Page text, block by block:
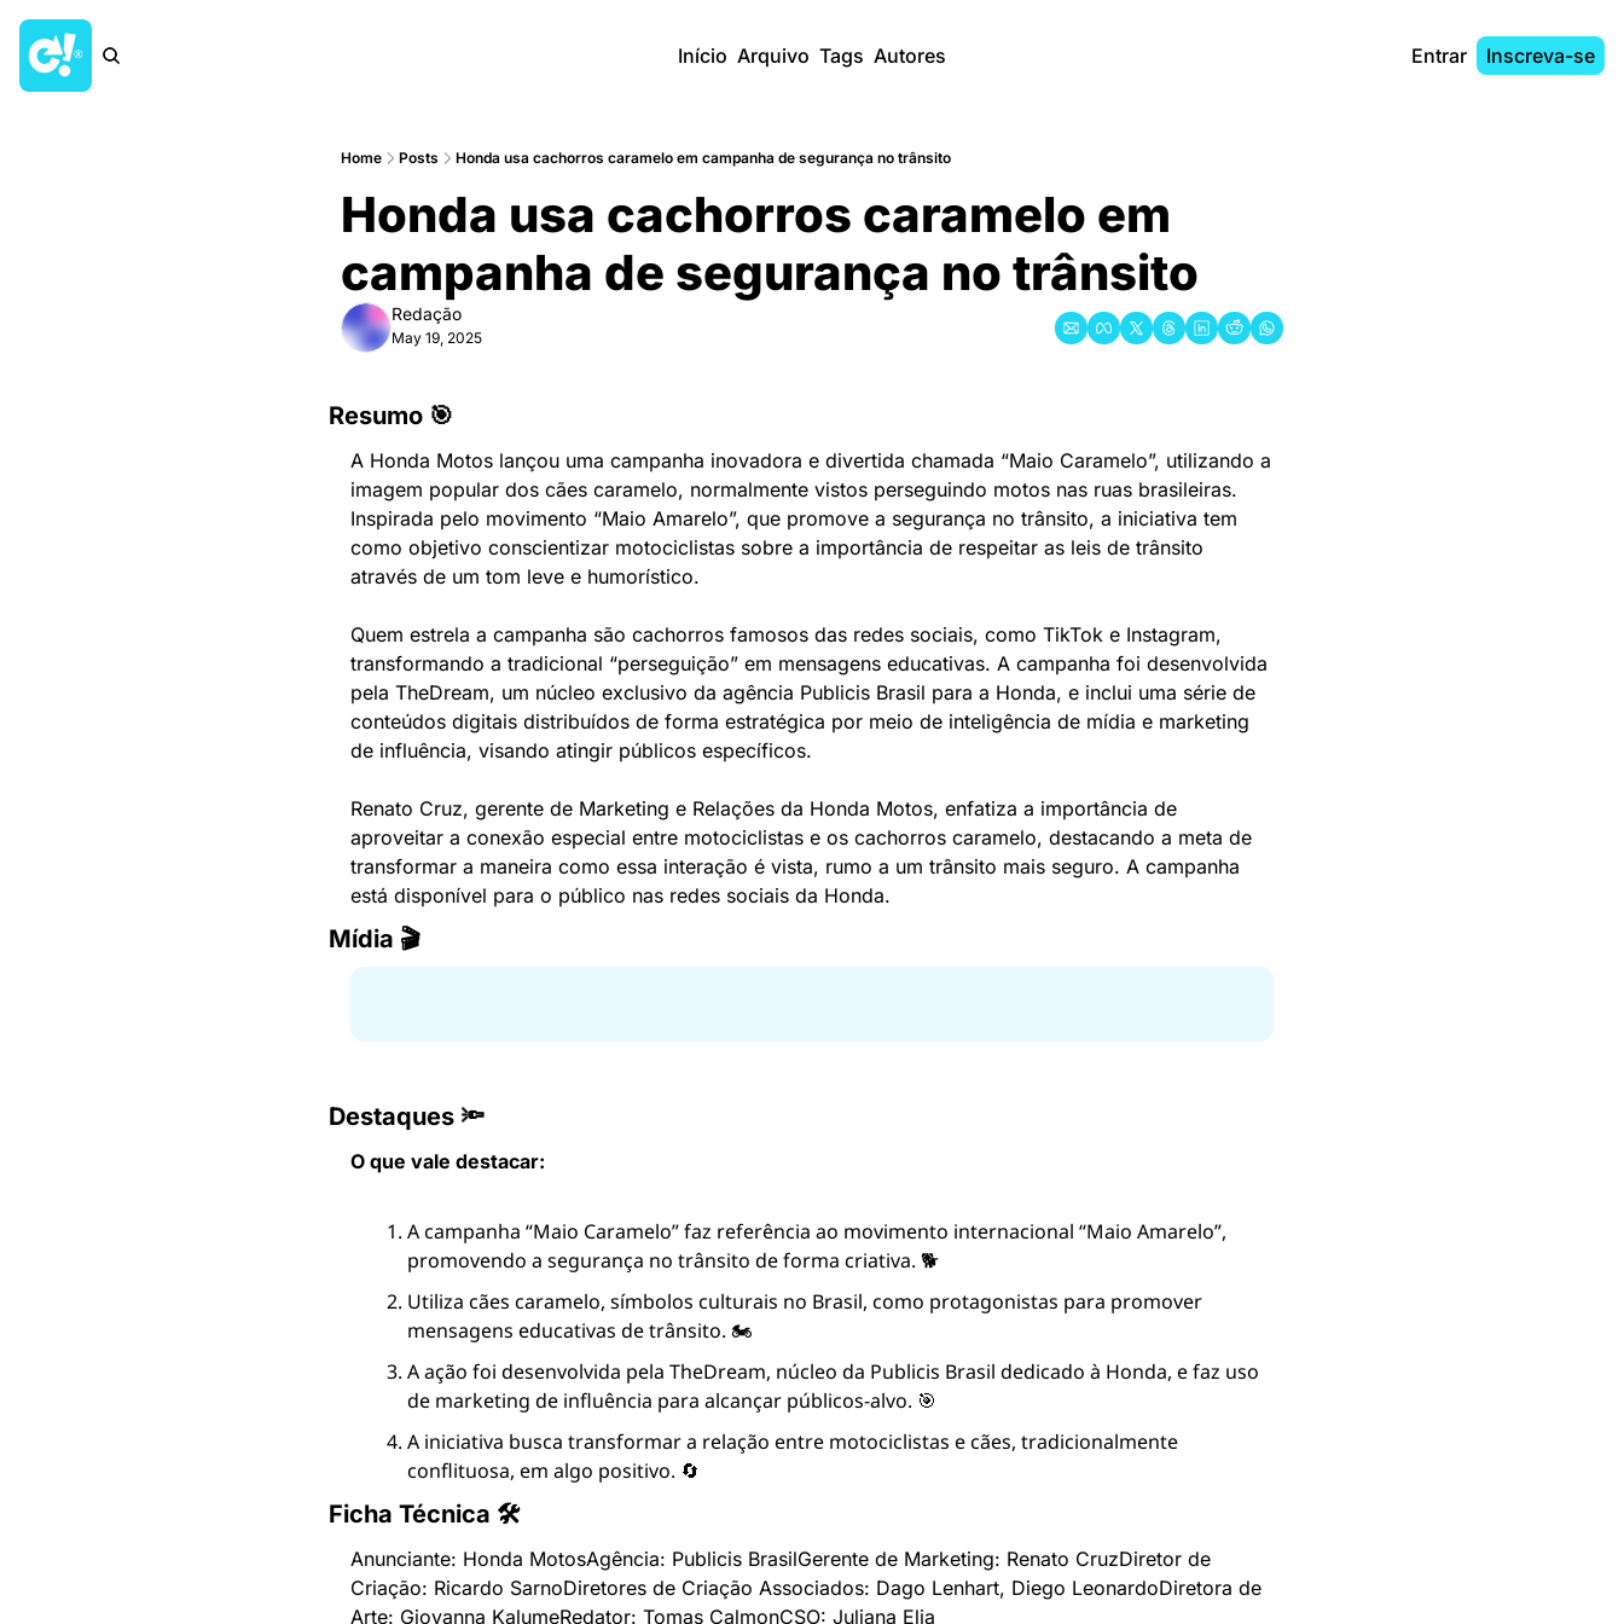
Início Arquivo Tags Autores Entrar Inscreva-se
Home Posts Honda usa cachorros caramelo em campanha de segurança no trânsito
Honda usa cachorros caramelo em
campanha de segurança no trânsito
Redação
May 19, 2025
Resumo 🎯
A Honda Motos lançou uma campanha inovadora e divertida chamada “Maio Caramelo”, utilizando a
imagem popular dos cães caramelo, normalmente vistos perseguindo motos nas ruas brasileiras.
Inspirada pelo movimento “Maio Amarelo”, que promove a segurança no trânsito, a iniciativa tem
como objetivo conscientizar motociclistas sobre a importância de respeitar as leis de trânsito
através de um tom leve e humorístico.
Quem estrela a campanha são cachorros famosos das redes sociais, como TikTok e Instagram,
transformando a tradicional “perseguição” em mensagens educativas. A campanha foi desenvolvida
pela TheDream, um núcleo exclusivo da agência Publicis Brasil para a Honda, e inclui uma série de
conteúdos digitais distribuídos de forma estratégica por meio de inteligência de mídia e marketing
de influência, visando atingir públicos específicos.
Renato Cruz, gerente de Marketing e Relações da Honda Motos, enfatiza a importância de
aproveitar a conexão especial entre motociclistas e os cachorros caramelo, destacando a meta de
transformar a maneira como essa interação é vista, rumo a um trânsito mais seguro. A campanha
está disponível para o público nas redes sociais da Honda.
Mídia 🎬
Destaques 🔦
O que vale destacar:
A campanha “Maio Caramelo” faz referência ao movimento internacional “Maio Amarelo”,
promovendo a segurança no trânsito de forma criativa. 🐕
Utiliza cães caramelo, símbolos culturais no Brasil, como protagonistas para promover
mensagens educativas de trânsito. 🏍️
A ação foi desenvolvida pela TheDream, núcleo da Publicis Brasil dedicado à Honda, e faz uso
de marketing de influência para alcançar públicos-alvo. 🎯
A iniciativa busca transformar a relação entre motociclistas e cães, tradicionalmente
conflituosa, em algo positivo. 🔄
Ficha Técnica 🛠
Anunciante: Honda MotosAgência: Publicis BrasilGerente de Marketing: Renato CruzDiretor de
Criação: Ricardo SarnoDiretores de Criação Associados: Dago Lenhart, Diego LeonardoDiretora de
Arte: Giovanna KalumeRedator: Tomas CalmonCSO: Juliana Elia